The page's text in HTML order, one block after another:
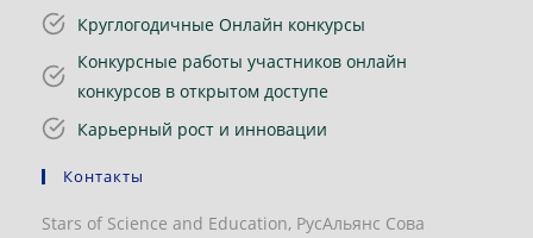
Круглогодичные Онлайн конкурсы
Конкурсные работы участников онлайн
конкурсов в открытом доступе
Карьерный рост и инновации
Контакты
Stars of Science and Education, РусАльянс Сова